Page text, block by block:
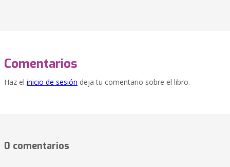
Comentarios
Haz el inicio de sesión deja tu comentario sobre el libro.
0 comentarios